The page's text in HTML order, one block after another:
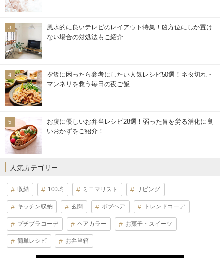
風水的に良いテレビのレイアウト特集！凶方位にしか置け
ない場合の対処法もご紹介
夕飯に困ったら参考にしたい人気レシピ50選！ネタ切れ・
マンネリを救う毎日の夜ご飯
お腹に優しいお弁当レシピ28選！弱った胃を労る消化に良
いおかずをご紹介！
人気カテゴリー
収納 100均 ミニマリスト リビング
キッチン収納 玄関 ボブヘア トレンドコーデ
プチプラコーデ ヘアカラー お菓子・スイーツ
簡単レシピ お弁当箱